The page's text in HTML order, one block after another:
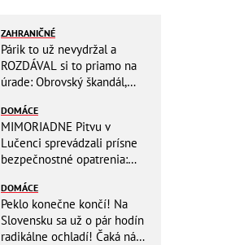
ZAHRANIČNÉ
Párik to už nevydržal a
ROZDÁVAL si to priamo na
úrade: Obrovský škandál,
DOMÁCE
MIMORIADNE Pitvu v
Lučenci sprevádzali prísne
bezpečnostné opatrenia:
DOMÁCE
Peklo konečne končí! Na
Slovensku sa už o pár hodín
radikálne ochladí! Čaká nás